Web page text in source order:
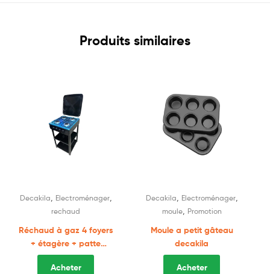
Produits similaires
Decakila Electroménager,
rechaud
Réchaud à gaz 4 foyers
+ étagère + patte
decakila
Acheter
Decakila Electroménager,
moule, Promotion
Moule a petit gâteau
decakila
Acheter